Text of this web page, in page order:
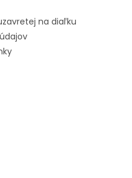
na diaľku